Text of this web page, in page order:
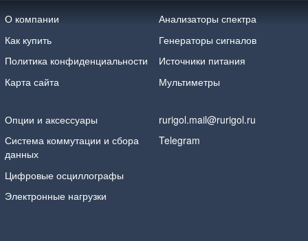
О компании
Как купить
Политика конфиденциальности
Карта сайта
Анализаторы спектра
Генераторы сигналов
Источники питания
Мультиметры
Опции и аксессуары
Система коммутации и сбора
данных
Цифровые осциллографы
Электронные нагрузки
rurigol.mail@rurigol.ru
Telegram